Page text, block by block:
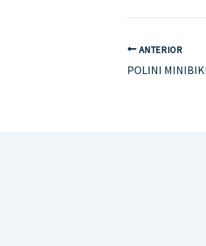
ANTERIOR